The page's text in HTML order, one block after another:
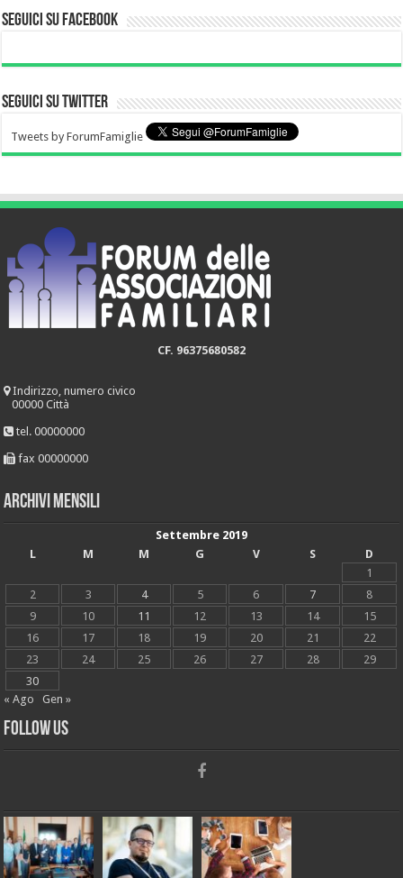
Seguici su Facebook
Seguici su Twitter
Tweets by ForumFamiglie
CF. 96375680582
Indirizzo, numero civico
00000 Città
tel. 00000000
fax 00000000
Archivi mensili
Settembre 2019
L
M M G V S
D
1
2
3 4 5 6 7
8
9
10 11 12 13 14
15
16
17 18 19 20 21
22
23
24 25 26 27 28
29
30
« Ago
Gen »
Follow Us